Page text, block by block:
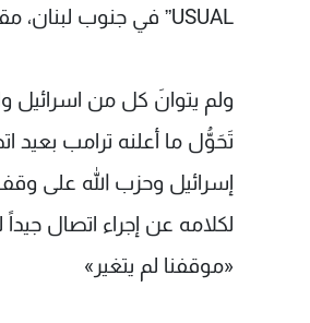
USUAL” في جنوب لبنان، مقابل تَعَمُّد الحزب القيام بـ BLUR على هذه المعادلة.
ولم يتوانَ كل من اسرائيل
تَحَوُّل ما أعلنه ترامب بعيد
إسرائيل وحزب الله على
لكلامه عن إجراء اتصال
«موقفنا لم يتغير»